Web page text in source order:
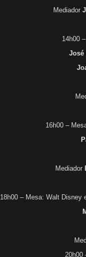
Mediador
14h00
José
16h00 –
Mediador
18h00 – Mesa: Walt Disney
20h00